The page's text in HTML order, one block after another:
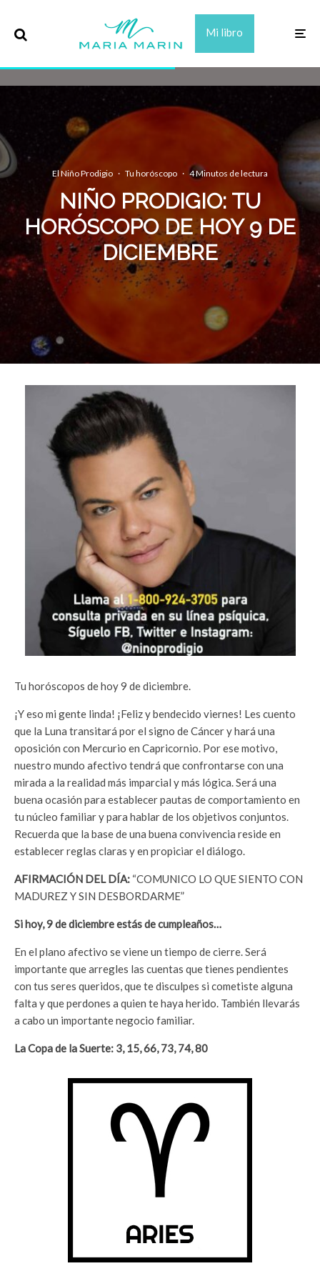
Mi libro
El Niño Prodigio · Tu horóscopo · 4 Minutos de lectura
NIÑO PRODIGIO: TU
HORÓSCOPO DE HOY 9 DE
DICIEMBRE
Tu horóscopos de hoy 9 de diciembre.
¡Y eso mi gente linda! ¡Feliz y bendecido viernes! Les cuento
que la Luna transitará por el signo de Cáncer y hará una
oposición con Mercurio en Capricornio. Por ese motivo,
nuestro mundo afectivo tendrá que confrontarse con una
mirada a la realidad más imparcial y más lógica. Será una
buena ocasión para establecer pautas de comportamiento en
tu núcleo familiar y para hablar de los objetivos conjuntos.
Recuerda que la base de una buena convivencia reside en
establecer reglas claras y en propiciar el diálogo.
AFIRMACIÓN DEL DÍA: “COMUNICO LO QUE SIENTO CON
MADUREZ Y SIN DESBORDARME”
Si hoy, 9 de diciembre estás de cumpleaños…
En el plano afectivo se viene un tiempo de cierre. Será
importante que arregles las cuentas que tienes pendientes
con tus seres queridos, que te disculpes si cometiste alguna
falta y que perdones a quien te haya herido. También llevarás
a cabo un importante negocio familiar.
La Copa de la Suerte: 3, 15, 66, 73, 74, 80